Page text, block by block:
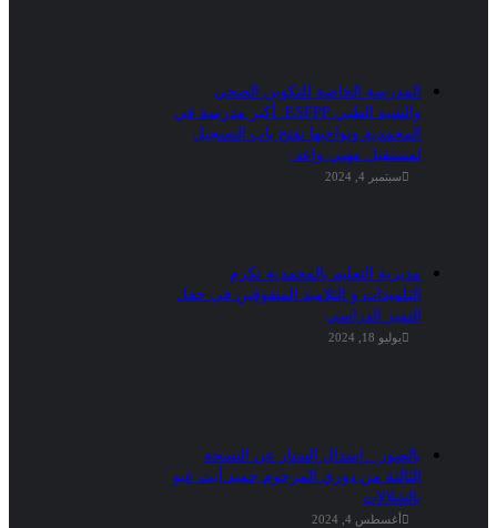
المدرسة الخاصة للتكوين الصحي
والشبه الطبي ESFPP: أكبر مدرسة في
المحمدية ونواحيها تفتح باب التسجيل
لمستقبل مهني واعد.
سبتمبر 4, 2024
مديرية التعليم بالمحمدية تكرم
التلميذات و التلاميذ المتفوقين في حفل
التميز الدراسي
يوليو 18, 2024
بالصور…إسدال الستار عن النسخة
الثالثة من دوري المرحوم حميد أيت عبو
بالشلالات
أغسطس 4, 2024